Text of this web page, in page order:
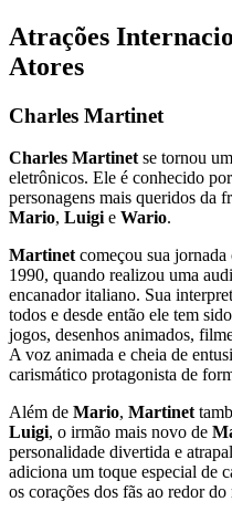
Atrações
Atores
Charles Martinet
Charles Martinetse tornou
eletrônicos. Ele é conhecido
personagens mais queridos da
Mario, Luigie Wario.
Martinetcomeçou sua
1990, quando realizou uma
encanador italiano. Sua
todos e desde então ele tem
jogos, desenhos animados,
A voz animada e cheia de
carismático protagonista de
Além de Mario, Martinet
Luigi, o irmão mais novo de
personalidade divertida e
adiciona um toque especial de
os corações dos fãs ao redor do